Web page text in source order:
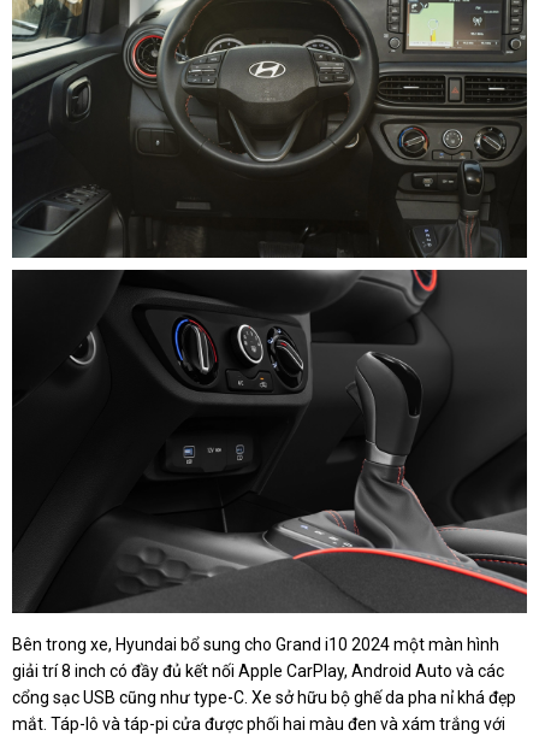
Bên trong xe, Hyundai bổ sung cho Grand i10 2024 một màn hình
giải trí 8 inch có đầy đủ kết nối Apple CarPlay, Android Auto và các
cổng sạc USB cũng như type-C. Xe sở hữu bộ ghế da pha nỉ khá đẹp
mắt. Táp-lô và táp-pi cửa được phối hai màu đen và xám trắng với